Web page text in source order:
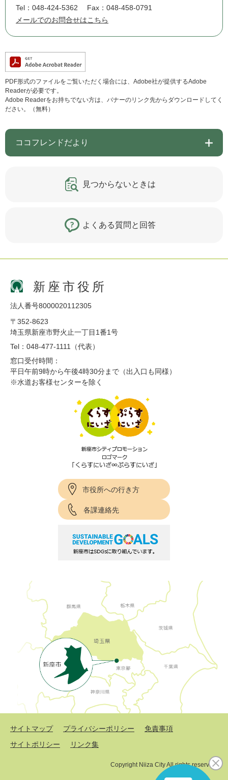
Tel：048-424-5362
Fax：048-458-0791
メールでのお問合せはこちら
PDF形式のファイルをご覧いただく場合には、Adobe社が提供するAdobe
Readerが必要です。
Adobe Readerをお持ちでない方は、バナーのリンク先からダウンロードしてく
ださい。（無料）
ココフレンドだより
見つからないときは
よくある質問と回答
新座市役所
法人番号8000020112305
〒352-8623
埼玉県新座市野火止一丁目1番1号
Tel：048-477-1111（代表）
窓口受付時間：
平日午前9時から午後4時30分まで（出入口も同様）
※水道お客様センターを除く
市役所への行き方
各課連絡先
サイトマップ プライバシーポリシー
免責事項
サイトポリシー
リンク集
Copyright Niiza City All rights reserved.